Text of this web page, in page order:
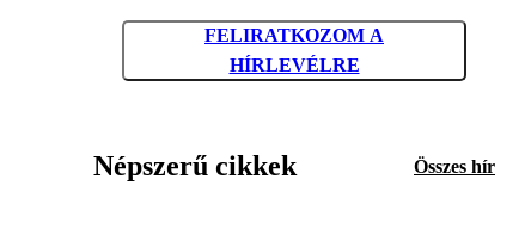
FELIRATKOZOM A
HÍRLEVÉLRE
Népszerű cikkek Összes hír